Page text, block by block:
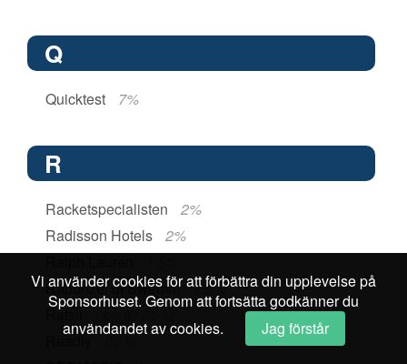
Q
Quicktest 7%
R
Racketspecialisten
2%
Radisson Hotels
2%
Rapunzel of Sweden
2,5%
Ratsit
Readly 60 kr
Vi använder cookies för att förbättra din upplevelse på
Sponsorhuset. Genom att fortsätta godkänner du
användandet av cookies.
Jag förstår